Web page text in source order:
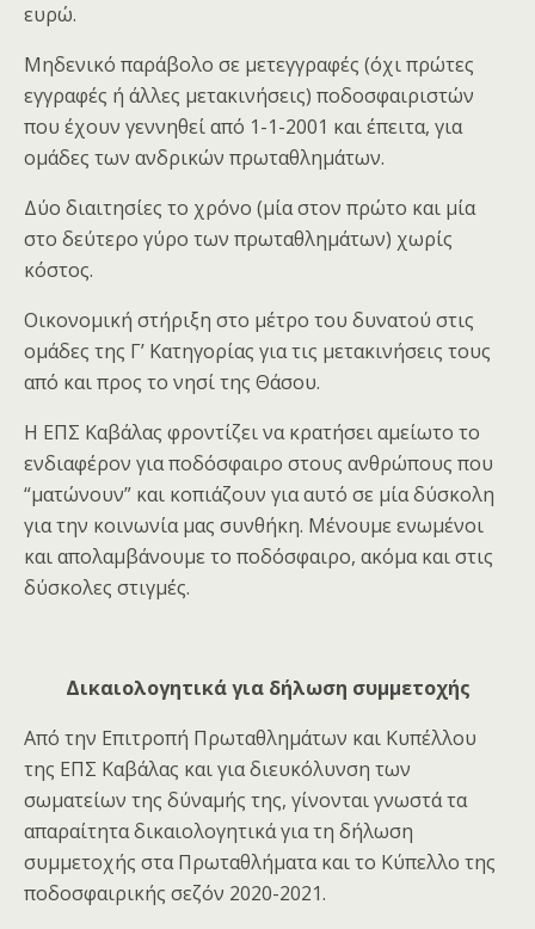
ευρώ.
Μηδενικό παράβολο σε μετεγγραφές (όχι πρώτες
εγγραφές ή άλλες μετακινήσεις) ποδοσφαιριστών
που έχουν γεννηθεί από 1-1-2001 και έπειτα, για
ομάδες των ανδρικών πρωταθλημάτων.
Δύο διαιτησίες το χρόνο (μία στον πρώτο και μία
στο δεύτερο γύρο των πρωταθλημάτων) χωρίς
κόστος.
Οικονομική στήριξη στο μέτρο του δυνατού στις
ομάδες της Γ’ Κατηγορίας για τις μετακινήσεις τους
από και προς το νησί της Θάσου.
Η ΕΠΣ Καβάλας φροντίζει να κρατήσει αμείωτο το
ενδιαφέρον για ποδόσφαιρο στους ανθρώπους που
“ματώνουν” και κοπιάζουν για αυτό σε μία δύσκολη
για την κοινωνία μας συνθήκη. Μένουμε ενωμένοι
και απολαμβάνουμε το ποδόσφαιρο, ακόμα και στις
δύσκολες στιγμές.
Δικαιολογητικά για δήλωση συμμετοχής
Από την Επιτροπή Πρωταθλημάτων και Κυπέλλου
της ΕΠΣ Καβάλας και για διευκόλυνση των
σωματείων της δύναμής της, γίνονται γνωστά τα
απαραίτητα δικαιολογητικά για τη δήλωση
συμμετοχής στα Πρωταθλήματα και το Κύπελλο της
ποδοσφαιρικής σεζόν 2020-2021.